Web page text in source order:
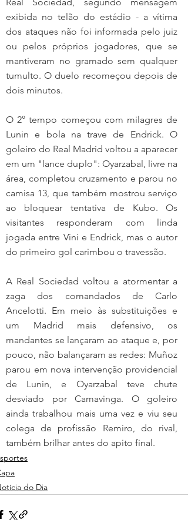
exibida no telão do estádio - a vítima
dos ataques não foi informada pelo juiz
ou pelos próprios jogadores, que se
mantiveram no gramado sem qualquer
tumulto. O duelo recomeçou depois de
dois minutos.
O 2° tempo começou com milagres de
Lunin e bola na trave de Endrick. O
goleiro do Real Madrid voltou a aparecer
em um "lance duplo": Oyarzabal, livre na
área, completou cruzamento e parou no
camisa 13, que também mostrou serviço
ao bloquear tentativa de Kubo. Os
visitantes responderam com linda
jogada entre Vini e Endrick, mas o autor
do primeiro gol carimbou o travessão.
A Real Sociedad voltou a atormentar a
zaga dos comandados de Carlo
Ancelotti. Em meio às substituições e
um Madrid mais defensivo, os
mandantes se lançaram ao ataque e, por
pouco, não balançaram as redes: Muñoz
parou em nova intervenção providencial
de Lunin, e Oyarzabal teve chute
desviado por Camavinga. O goleiro
ainda trabalhou mais uma vez e viu seu
colega de profissão Remiro, do rival,
também brilhar antes do apito final.
do Dia